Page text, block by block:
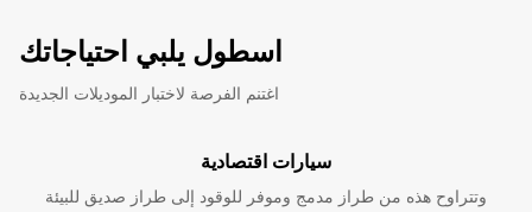
اسطول يلبي احتياجاتك
اغتنم الفرصة لاختبار الموديلات الجديدة
سيارات اقتصادية
وتتراوح هذه من طراز مدمج وموفر للوقود إلى طراز صديق للبيئة